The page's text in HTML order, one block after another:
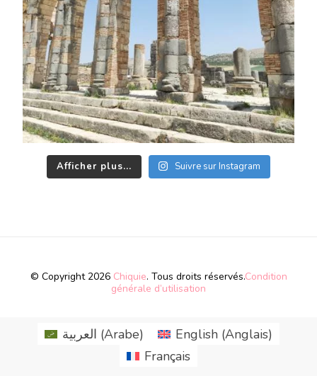
Afficher plus... Suivre sur Instagram
© Copyright 2026 Chiquie. Tous droits réservés.Condition
générale d’utilisation
العربية (Arabe) English (Anglais)
Français